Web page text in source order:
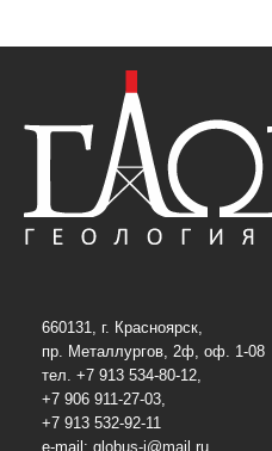
660131, г. Красноярск,
пр. Металлургов, 2ф, оф. 1-08
тел. +7 913 534-80-12,
+7 906 911-27-03,
+7 913 532-92-11
e-mail: globus-j@mail.ru